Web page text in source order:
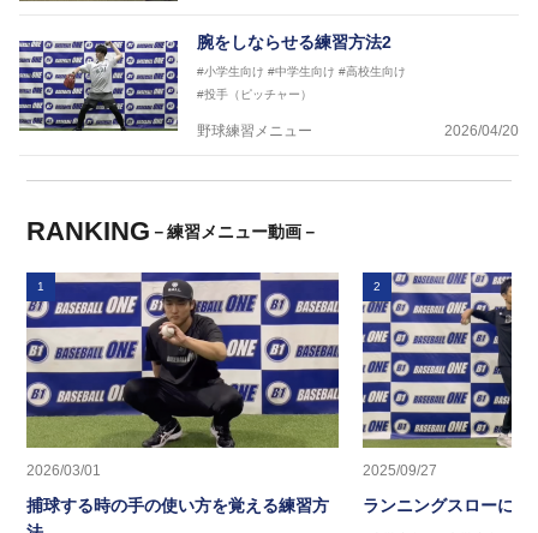
腕をしならせる練習方法2
#小学生向け #中学生向け #高校生向け
#投手（ピッチャー）
野球練習メニュー 2026/04/20
RANKING －練習メニュー動画－
1
2026/03/01
捕球する時の手の使い方を覚える練習方
2
2025/09/27
ランニングスローに繋